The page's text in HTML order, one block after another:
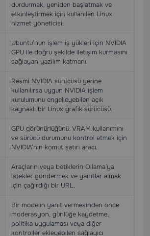
durdurmak, yeniden başlatmak ve
etkinleştirmek için kullanılan Linux
hizmet yöneticisi.
Ubuntu’nun işlem iş yükleri için NVIDIA
GPU ile doğru şekilde iletişim kurmasını
sağlayan yazılım katmanı.
Resmi NVIDIA sürücüsü yerine
kullanılırsa uygun NVIDIA işlem
kurulumunu engelleyebilen açık
kaynaklı bir Linux grafik sürücüsü.
GPU görünürlüğünü, VRAM kullanımını
ve sürücü durumunu kontrol etmek için
NVIDIA’nın komut satırı aracı.
Araçların veya betiklerin Ollama’ya
istekler göndermek ve yanıtlar almak
için çağırdığı bir URL.
Bir modelin yanıt vermesinden önce
moderasyon, günlüğe kaydetme,
politika uygulaması veya diğer
kontroller ekleyebilen sağlayıcı